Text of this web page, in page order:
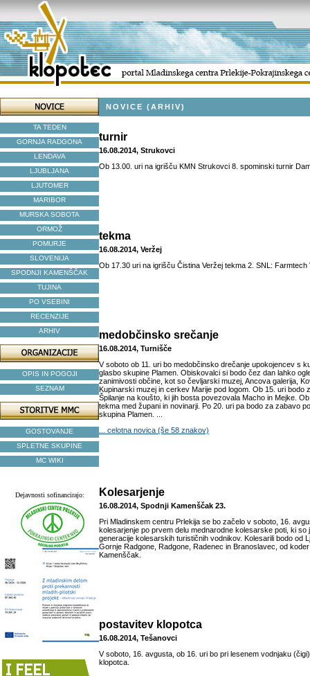
TA TEDEN
GORNJA RADGONA
LENDAVA
LJUBLJANA
LJUTOMER
MARIBOR
MURSKA SOBOTA
ORMOŽ
POMURJE
SLOVENIJA
SPODNJI KAMENŠČAK
TUJINA
PO VSEBINI
RECENZIJE
ARHIV
OPIS IN POGOJI
SEZNAM
GOSTOVANJE
SPLETNE SKUPINE
MC WIKI
Dejavnosti sofinancirajo:
NOVICE (ARHIV)
turnir
16.08.2014, Strukovci
Ob 13.00. uri na igrišču KMN Strukovci 8. spominski turnir
tekma
16.08.2014, Veržej
Ob 17.30 uri na igrišču Čistina Veržej tekma 2. SNL: Farmtech
medobčinsko srečanje
16.08.2014, Turnišče
V soboto ob 11. uri bo medobčinsko drečanje upokojencev s
glasbo skupine Plamen. Obiskovalci si bodo čez dan lahko
zanimivosti občine, kot so čevljarski muzej, Ancova galerija,
Kupinarski muzej in cerkev Marije pod logom. Ob 15. uri bodo
Špilanje na koušto, ki jih bosta povezovala Macho in Mejke.
tekma med župani in novinarji. Po 20. uri pa bodo za zabavo
skupina Plamen. ...
... celotna novica (še 58 znakov)
Kolesarjenje
16.08.2014, Spodnji Kamenščak 23.
Pri Mladinskem centru Prlekija se bo začelo v soboto, 16.
kolesarjenje po prvem delu mednarodne kolesarske poti, ki so
generacije kolesarskih turističnih vodnikov. Kolesarili bodo od
Gornje Radgone, Radgone, Radenec in Branoslavec, od
Kamenščak.
postavitev klopotca
16.08.2014, Tešanovci
V soboto, 16. avgusta, ob 16. uri bo pri lesenem vodnjaku
klopotca.